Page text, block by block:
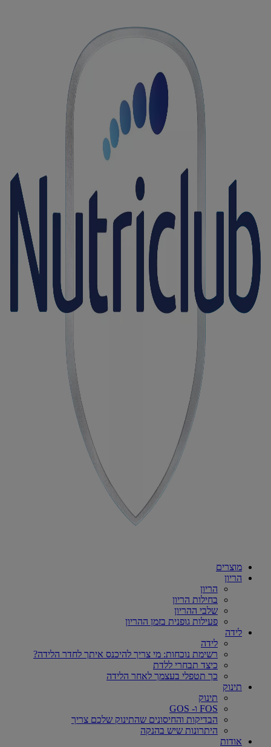
מוצרים
הריון
הריון
בחילות הריון
שלבי ההריון
פעילות גופנית בזמן ההריון
לידה
לידה
רשימת נוכחות: מי צריך להיכנס איתך לחדר הלידה?
כיצד תבחרי ללדת
כך תטפלי בעצמך לאחר הלידה
תינוק
תינוק
FOS ו- GOS
הבדיקות והחיסונים שהתינוק שלכם צריך
היתרונות שיש בהנקה
אודות